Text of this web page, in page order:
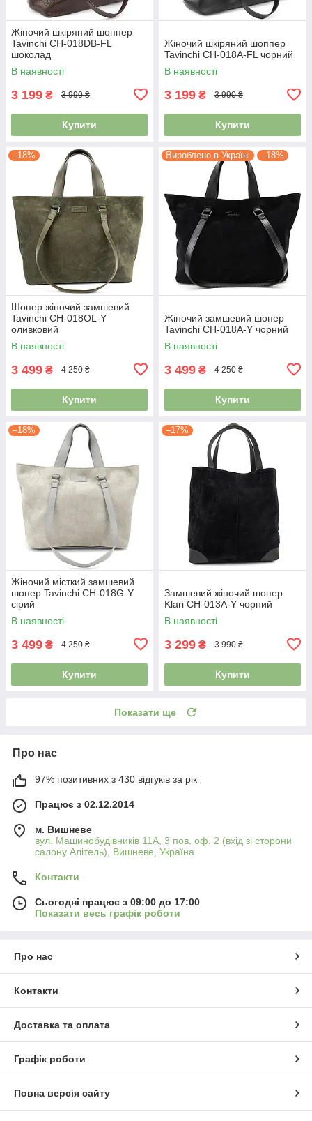
Жіночий шкіряний шоппер
Tavinchi CH-018DB-FL
шоколад
В наявності
3 199 ₴ 3 990 ₴
Купити
Жіночий шкіряний шоппер
Tavinchi CH-018A-FL чорний
В наявності
3 199 ₴ 3 990 ₴
Купити
–18%
Шопер жіночий замшевий
Tavinchi CH-018OL-Y
оливковий
В наявності
3 499 ₴ 4 250 ₴
Купити
Вироблено в Україні –18%
Жіночий замшевий шопер
Tavinchi CH-018A-Y чорний
В наявності
3 499 ₴ 4 250 ₴
Купити
–18%
Жіночий місткий замшевий
шопер Tavinchi CH-018G-Y
сірий
В наявності
3 499 ₴ 4 250 ₴
Купити
–17%
Замшевий жіночий шопер
Klari CH-013A-Y чорний
В наявності
3 299 ₴ 3 990 ₴
Купити
Показати ще
Про нас
97% позитивних з 430 відгуків за рік
Працює з 02.12.2014
м. Вишневе
вул. Машинобудівників 11А, 3 пов, оф. 2 (вхід зі сторони
салону Алітель), Вишневе, Україна
Контакти
Сьогодні працює з 09:00 до 17:00
Показати весь графік роботи
Про нас
Контакти
Доставка та оплата
Графік роботи
Повна версія сайту